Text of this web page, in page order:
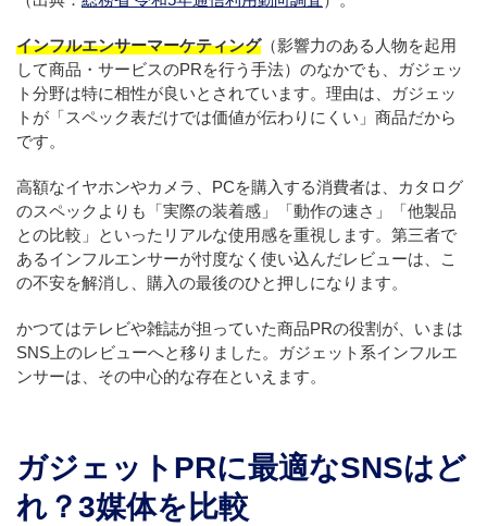
インフルエンサーマーケティング（影響力のある人物を起用
して商品・サービスのPRを行う手法）のなかでも、ガジェッ
ト分野は特に相性が良いとされています。理由は、ガジェッ
トが「スペック表だけでは価値が伝わりにくい」商品だから
です。
高額なイヤホンやカメラ、PCを購入する消費者は、カタログ
のスペックよりも「実際の装着感」「動作の速さ」「他製品
との比較」といったリアルな使用感を重視します。第三者で
あるインフルエンサーが忖度なく使い込んだレビューは、こ
の不安を解消し、購入の最後のひと押しになります。
かつてはテレビや雑誌が担っていた商品PRの役割が、いまは
SNS上のレビューへと移りました。ガジェット系インフルエ
ンサーは、その中心的な存在といえます。
ガジェットPRに最適なSNSはど
れ？3媒体を比較